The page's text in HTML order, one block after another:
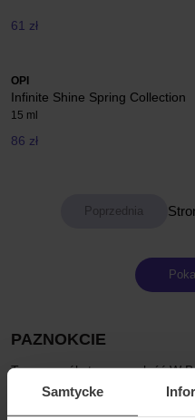
Samtycke
61 zł
OPI
Infinite Shine Spring Collection
15 ml
86 zł
PAZNOKCIE
To szczegóły tworzą całość W
szczegóły tworzą całość.